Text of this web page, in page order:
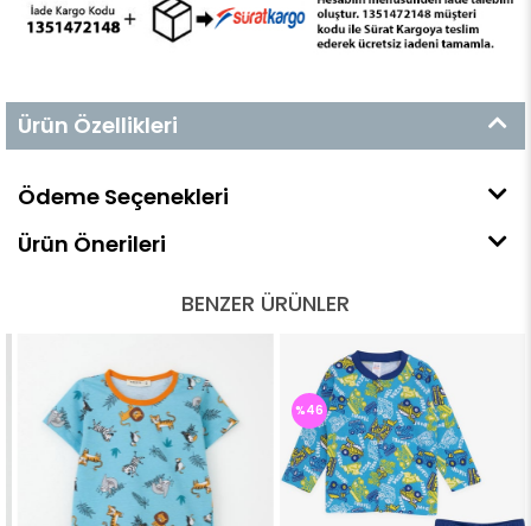
Ürün Özellikleri
Ödeme Seçenekleri
Ürün Önerileri
BENZER ÜRÜNLER
%46